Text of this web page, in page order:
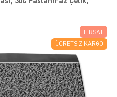
FIRSAT
ÜCRETSIZ KARGO